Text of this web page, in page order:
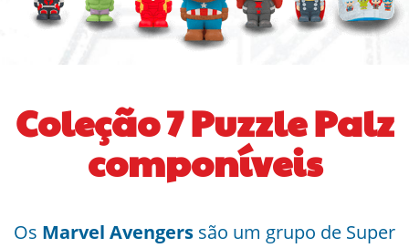
Coleção 7 Puzzle Palz
componíveis
Os Marvel Avengers são um grupo de Super